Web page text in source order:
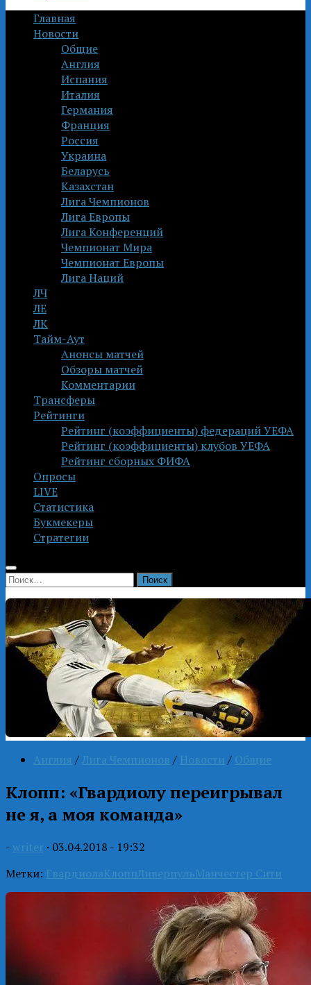
Главная
Новости
Общие
Англия
Испания
Италия
Германия
Франция
Россия
Украина
Беларусь
Казахстан
Лига Чемпионов
Лига Европы
Лига Конференций
Чемпионат Мира
Чемпионат Европы
Лига Наций
ЛЧ
ЛЕ
ЛК
Тайм-Аут
Анонсы матчей
Обзоры матчей
Комментарии
Трансферы
Рейтинги
Рейтинг (коэффициенты) федераций УЕФА
Рейтинг (коэффициенты) клубов УЕФА
Рейтинг сборных ФИФА
Опросы
LIVE
Статистика
Букмекеры
Стратегии
Найти:
Англия /Лига Чемпионов / Новости / Общие
Клопп: «Гвардиолу переигрывал
не я, а моя команда»
- writer · 03.04.2018 - 19:32
Метки: ГвардиолаКлоппЛиверпульМанчестер Сити